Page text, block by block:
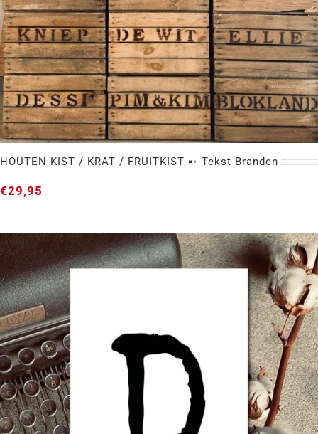
HOUTEN KIST / KRAT / FRUITKIST ➸ Tekst
Gewaardeerd
HOUTEN KIST / KRAT / FRUITKIST ➸ Tekst Branden
€29,95